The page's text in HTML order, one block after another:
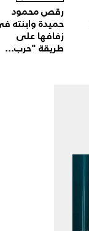
رقص محمود
حميدة وابنته
زفافها على
طريقة "حرب...